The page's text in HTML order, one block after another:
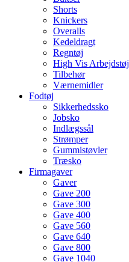
Shorts
Knickers
Overalls
Kedeldragt
Regntøj
High Vis Arbejdstøj
Tilbehør
Værnemidler
Fodtøj
Sikkerhedssko
Jobsko
Indlægssål
Strømper
Gummistøvler
Træsko
Firmagaver
Gaver
Gave 200
Gave 300
Gave 400
Gave 560
Gave 640
Gave 800
Gave 1040